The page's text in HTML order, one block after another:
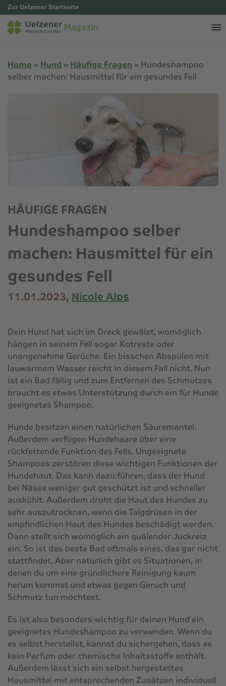
Zur Uelzener Startseite
Magazin
Home » Hund » Häufige Fragen » Hundeshampoo
selber machen: Hausmittel für ein gesundes Fell
HÄUFIGE FRAGEN
Hundeshampoo selber
machen: Hausmittel für ein
gesundes Fell
11.01.2023, Nicole Alps
Dein Hund hat sich im Dreck gewälzt, womöglich
hängen in seinem Fell sogar Kotreste oder
unangenehme Gerüche. Ein bisschen Abspülen mit
lauwarmem Wasser reicht in diesem Fall nicht. Nun
ist ein Bad fällig und zum Entfernen des Schmutzes
braucht es etwas Unterstützung durch ein für Hunde
geeignetes Shampoo.
Hunde besitzen einen natürlichen Säuremantel.
Außerdem verfügen Hundehaare über eine
rückfettende Funktion des Fells. Ungeeignete
Shampoos zerstören diese wichtigen Funktionen der
Hundehaut. Das kann dazu führen, dass der Hund
bei Nässe weniger gut geschützt ist und schneller
auskühlt. Außerdem droht die Haut des Hundes zu
sehr auszutrocknen, wenn die Talgdrüsen in der
empfindlichen Haut des Hundes beschädigt werden.
Dann stellt sich womöglich ein quälender Juckreiz
ein. So ist das beste Bad oftmals eines, das gar nicht
stattfindet. Aber natürlich gibt es Situationen, in
denen du um eine gründlichere Reinigung kaum
herum kommst und etwas gegen Geruch und
Schmutz tun möchtest.
Es ist also besonders wichtig für deinen Hund ein
geeignetes Hundeshampoo zu verwenden. Wenn du
es selbst herstellst, kannst du sichergehen, dass es
kein Parfum oder chemische Inhaltsstoffe enthält.
Außerdem lässt sich ein selbst hergestelltes
Hausmittel mit entsprechenden Zusätzen individuell